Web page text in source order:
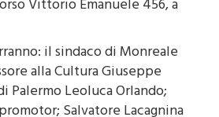
il sindaco di Monreale
alla Cultura Giuseppe
Palermo Leoluca Orlando;
Salvatore Lacagnina
Al Festa, erede del